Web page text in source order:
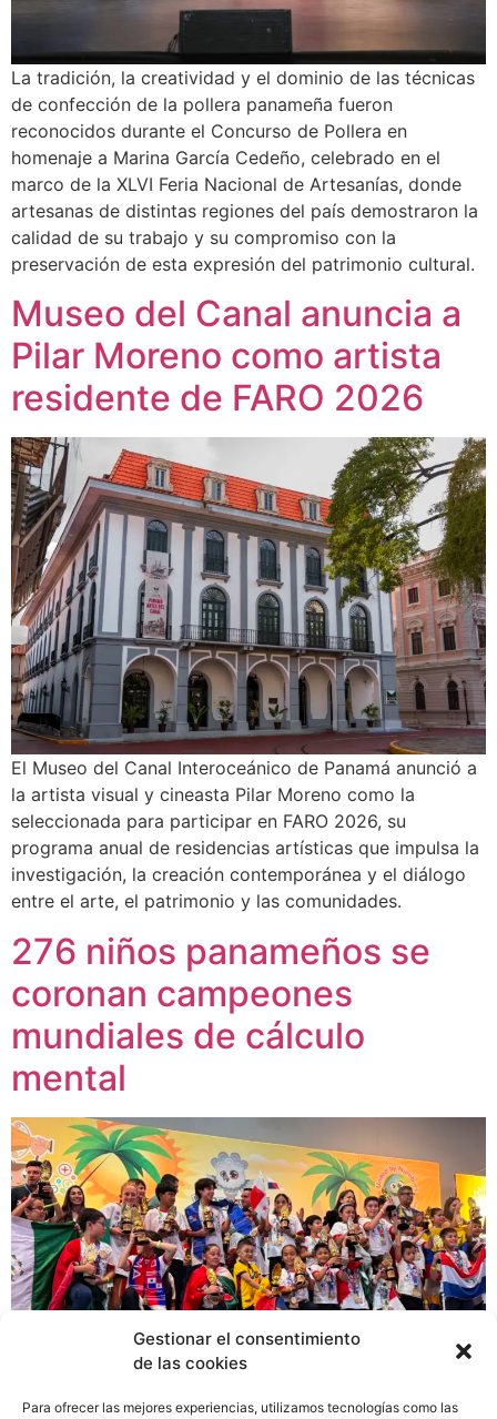
Gestionar el consentimiento
de las cookies
Para ofrecer las mejores experiencias, utilizamos tecnologías como las
La tradición, la creatividad y el dominio de las técnicas
de confección de la pollera panameña fueron
reconocidos durante el Concurso de Pollera en
homenaje a Marina García Cedeño, celebrado en el
marco de la XLVI Feria Nacional de Artesanías, donde
artesanas de distintas regiones del país demostraron la
calidad de su trabajo y su compromiso con la
preservación de esta expresión del patrimonio cultural.
Museo del Canal anuncia a
Pilar Moreno como artista
residente de FARO 2026
El Museo del Canal Interoceánico de Panamá anunció a
la artista visual y cineasta Pilar Moreno como la
seleccionada para participar en FARO 2026, su
programa anual de residencias artísticas que impulsa la
investigación, la creación contemporánea y el diálogo
entre el arte, el patrimonio y las comunidades.
276 niños panameños se
coronan campeones
mundiales de cálculo
mental
La bandera panameña brilló ante el mundo durante un